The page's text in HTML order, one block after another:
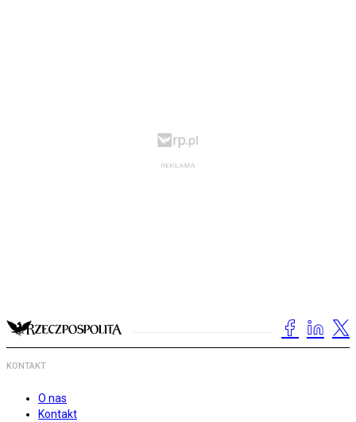
KONTAKT
O nas
Kontakt